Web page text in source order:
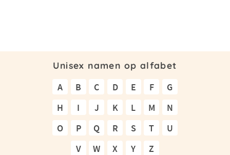
Unisex namen op alfabet
A B C D E F
G
H
I J K L M
N
O
P Q R S T
U
V
W X Y Z